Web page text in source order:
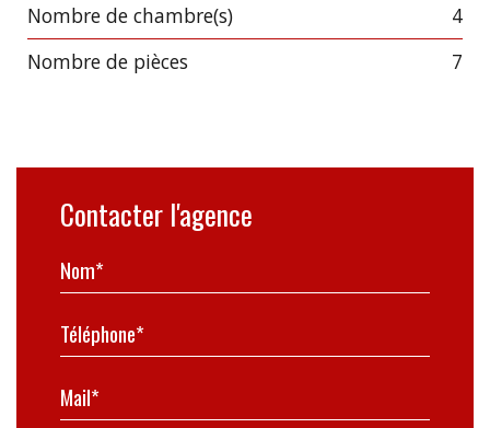
Nombre de chambre(s)
4
Nombre de pièces
7
Contacter l'agence
Nom*
Téléphone*
Mail*